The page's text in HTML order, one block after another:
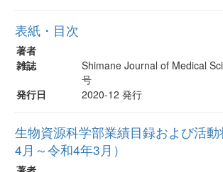
表紙・目次
著者
雑誌
Shimane Journal of Medical
号
発行日
2020-12 発行
生物資源科学部業績目録および活
4月～令和4年3月）